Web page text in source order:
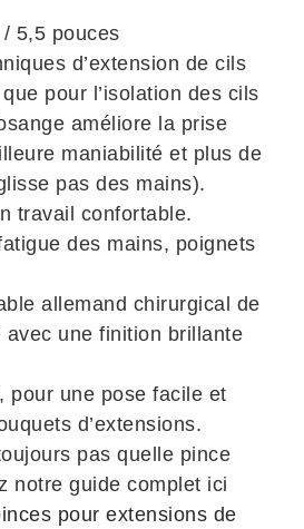
5,5 pouces
d’extension de cils
pour l’isolation des cils
améliore la prise
maniabilité et plus de
pas des mains).
travail confortable.
des mains, poignets
allemand chirurgical de
avec une finition brillante
pour une pose facile et
d’extensions.
pas quelle pince
notre guide complet ici
pour extensions de